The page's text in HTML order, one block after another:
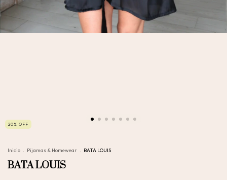
20 % OFF
Inicio . Pijamas & Homewear . BATA LOUIS
BATA LOUIS